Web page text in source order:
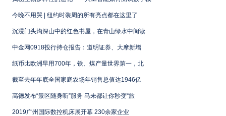
今晚不用哭 | 纽约时装周的所有亮点都在这里了
沉浸门头沟深山中的红色书屋，在青山绿水中阅读
中金网0918投行持仓报告：道明证券、大摩新增
纸币比欧洲早用700年，铁、煤产量世界第一，北
截至去年年底全国家庭农场年销售总值达1946亿
高德发布“景区随身听”服务 马未都让你秒变“旅
2019广州国际数控机床展开幕 230余家企业